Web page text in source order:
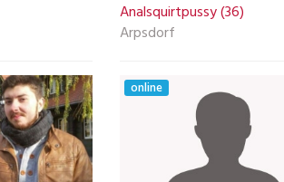
Analsquirtpussy (36)
Arpsdorf
online